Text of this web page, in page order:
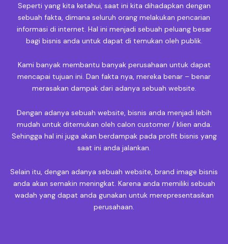
Seperti yang kita ketahui, saat ini kita dihadapkan dengan
sebuah fakta, dimana seluruh orang melakukan pencarian
informasi di internet. Hal ini menjadi sebuah peluang besar
bagi bisnis anda untuk dapat di temukan oleh publik.
Kami banyak membantu banyak perusahaan untuk dapat
mencapai tujuan ini. Dan fakta nya, mereka benar – benar
merasakan dampak dari adanya sebuah website.
Dengan adanya sebuah website, bisnis anda menjadi lebih
mudah untuk ditemukan oleh calon customer / klien anda.
Sehingga hal ini juga akan berdampak pada profit bisnis yang
saat ini anda jalankan.
Selain itu, dengan adanya sebuah website, brand image bisnis
anda akan semakin meningkat. Karena anda memiliki sebuah
wadah yang dapat anda gunakan untuk merepresentasikan
perusahaan.